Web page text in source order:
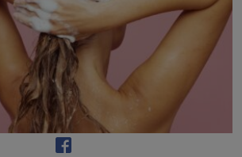
włosów. Baza